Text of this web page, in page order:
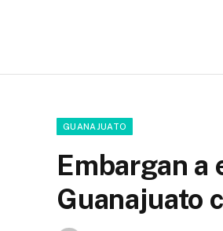
GUANAJUATO
Embargan a
Guanajuato